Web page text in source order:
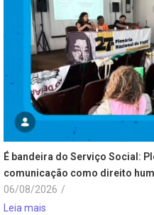
É bandeira do Serviço Social:
comunicação como direito
06/08/2026 /
Leia mais